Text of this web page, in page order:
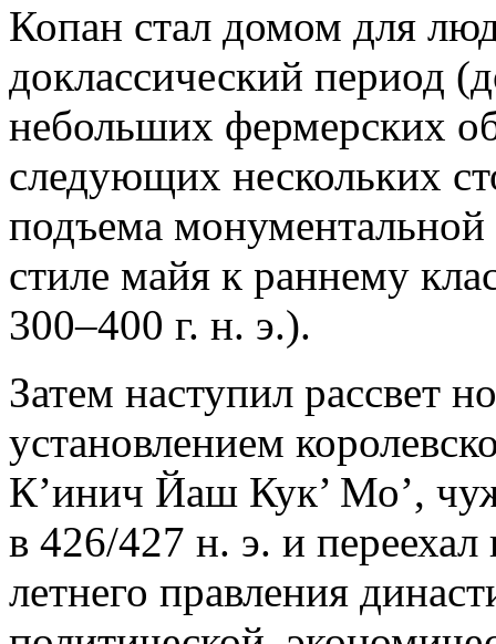
Копан стал домом для
доклассический период
небольших фермерских
следующих нескольких
подъема
стиле майя к раннему
300–400 г. н. э.).
Затем наступил рассвет
установлением
К’инич Йаш Кук’ Мо’,
в 426/427 н. э. и
летнего правления